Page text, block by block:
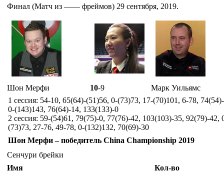
Финал (Матч из —— фреймов) 29 сентября, 2019.
Шон Мерфи 10-9
Марк Уильямс
1 сессия: 54-10, 65(64)-(51)56, 0-(73)73, 17-(70)101, 6-78,
0-(143)143, 76(64)-14, 133(133)-0
2 сессия: 59-(54)61, 79(75)-0, 77(76)-42, 103(103)-35, 92(79)-42,
(73)73, 27-76, 49-78, 0-(132)132, 70(69)-30
Шон Мерфи – победитель China Championship 2019
Сенчури брейки
Имя
Кол-во